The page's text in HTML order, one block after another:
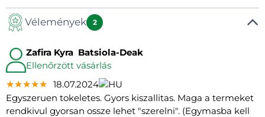
Vélemények 2
Zafira Kyra Batsiola-Deak
Ellenőrzött vásárlás
★★★★★
★★★★★
★★★★★ 18.07.2024
Egyszeruen tokeletes. Gyors kiszallitas. Maga a termeket
rendkivul gyorsan ossze lehet "szerelni". (Egymasba kell